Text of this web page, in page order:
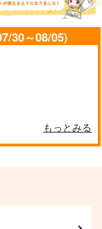
30～08/05)
もっとみる